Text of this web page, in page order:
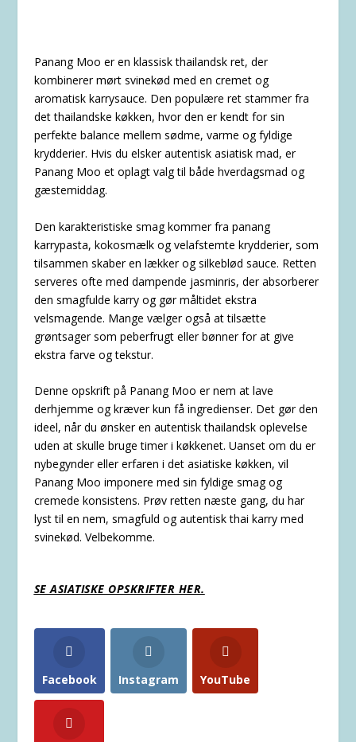
Panang Moo er en klassisk thailandsk ret, der
kombinerer mørt svinekød med en cremet og
aromatisk karrysauce. Den populære ret stammer fra
det thailandske køkken, hvor den er kendt for sin
perfekte balance mellem sødme, varme og fyldige
krydderier. Hvis du elsker autentisk asiatisk mad, er
Panang Moo et oplagt valg til både hverdagsmad og
gæstemiddag.
Den karakteristiske smag kommer fra panang
karrypasta, kokosmælk og velafstemte krydderier, som
tilsammen skaber en lækker og silkeblød sauce. Retten
serveres ofte med dampende jasminris, der absorberer
den smagfulde karry og gør måltidet ekstra
velsmagende. Mange vælger også at tilsætte
grøntsager som peberfrugt eller bønner for at give
ekstra farve og tekstur.
Denne opskrift på Panang Moo er nem at lave
derhjemme og kræver kun få ingredienser. Det gør den
ideel, når du ønsker en autentisk thailandsk oplevelse
uden at skulle bruge timer i køkkenet. Uanset om du er
nybegynder eller erfaren i det asiatiske køkken, vil
Panang Moo imponere med sin fyldige smag og
cremede konsistens. Prøv retten næste gang, du har
lyst til en nem, smagfuld og autentisk thai karry med
svinekød. Velbekomme.
SE ASIATISKE OPSKRIFTER HER.
Facebook Instagram YouTube